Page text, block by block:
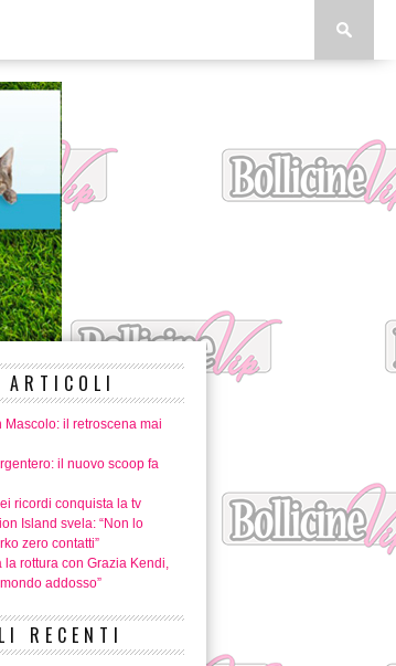
il retroscena mai
il nuovo scoop fa
ricordi conquista la tv
Island svela: “Non lo
zero contatti”
la rottura con Grazia Kendi,
addosso”
RECENTI